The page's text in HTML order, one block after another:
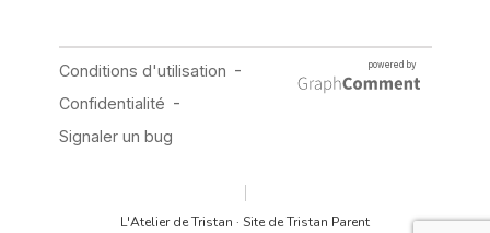
L'Atelier de Tristan · Site de Tristan Parent